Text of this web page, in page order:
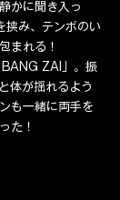
かに聞き入っ
挟み、テンポのい
まれる！
BANG ZAI」。振
体が揺れるよう
も一緒に両手を
た！